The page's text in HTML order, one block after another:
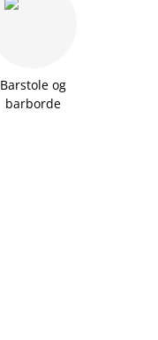
Barstole og
barborde